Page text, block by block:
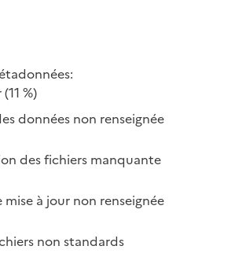
(11 %)
données non renseignée
des fichiers manquante
mise à jour non renseignée
non standards